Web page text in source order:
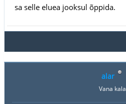
sa selle eluea jooksul õppida.
alar
Vana kala